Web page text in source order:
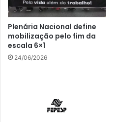
Plenária Nacional define
mobilização pelo fim da
escala 6×1
24/06/2026